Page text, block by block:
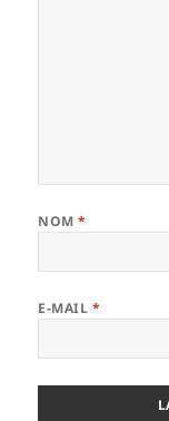
NOM*
E-MAIL *